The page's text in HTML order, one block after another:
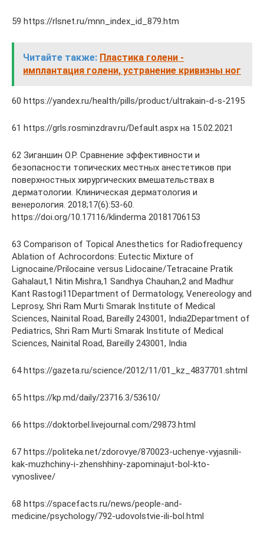
59 https://rlsnet.ru/mnn_index_id_879.htm
Читайте также: Пластика голени -
имплантация голени, устранение кривизны ног
60 https://yandex.ru/health/pills/product/ultrakain-d-s-2195
61 https://grls.rosminzdrav.ru/Default.aspx на 15.02.2021
62 Зигaншин О.Р. Сравнение эффективности и
безопасности топических местных анестетиков при
поверхностных хирургических вмешательствах в
дерматологии. Клиническая дерматология и
венерология. 2018;17(6):53-60.
https://doi.org/10.17116/klinderma 20181706153
63 Comparison of Topical Anesthetics for Radiofrequency
Ablation of Achrocordons: Eutectic Mixture of
Lignocaine/Prilocaine versus Lidocaine/Tetracaine Pratik
Gahalaut,1 Nitin Mishra,1 Sandhya Chauhan,2 and Madhur
Kant Rastogi11Department of Dermatology, Venereology and
Leprosy, Shri Ram Murti Smarak Institute of Medical
Sciences, Nainital Road, Bareilly 243001, India2Department of
Pediatrics, Shri Ram Murti Smarak Institute of Medical
Sciences, Nainital Road, Bareilly 243001, India
64 https://gazeta.ru/science/2012/11/01_kz_4837701.shtml
65 https://kp.md/daily/23716.3/53610/
66 https://doktorbel.livejournal.com/29873.html
67 https://politeka.net/zdorovye/870023-uchenye-vyjasnili-
kak-muzhchiny-i-zhenshhiny-zapominajut-bol-kto-
vynoslivee/
68 https://spacefacts.ru/news/people-and-
medicine/psychology/792-udovolstvie-ili-bol.html